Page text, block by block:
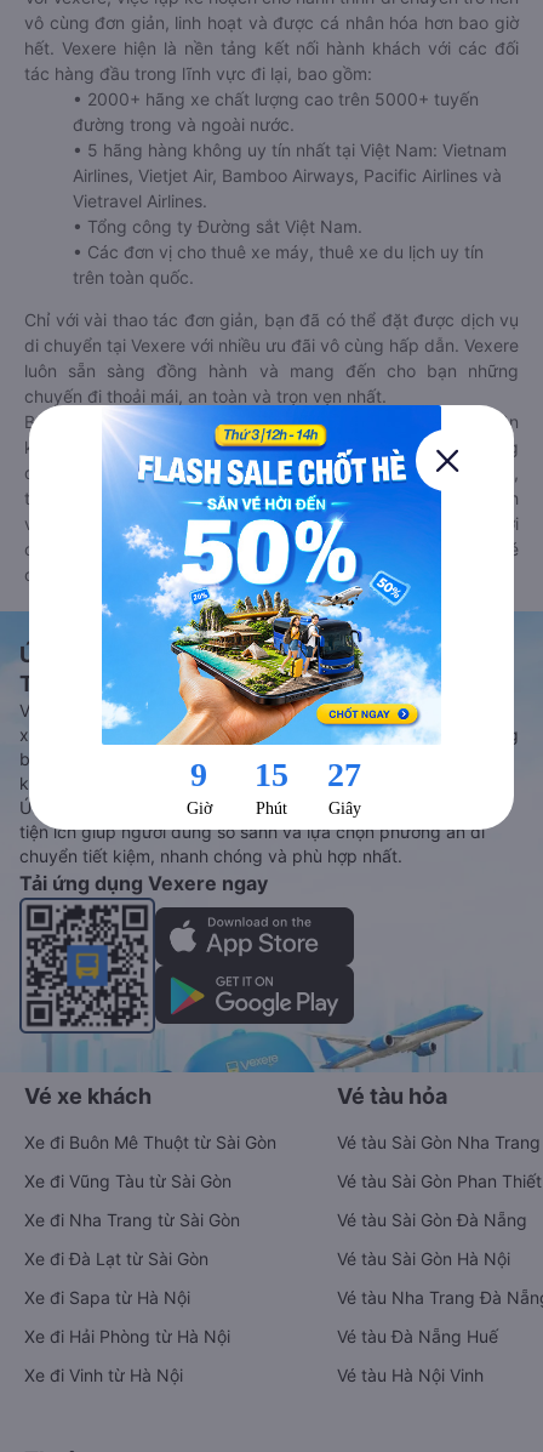
vô cùng đơn giản, linh hoạt và được cá nhân hóa hơn bao giờ
hết. Vexere hiện là nền tảng kết nối hành khách với các đối
tác hàng đầu trong lĩnh vực đi lại, bao gồm:
• 2000+ hãng xe chất lượng cao trên 5000+ tuyến
đường trong và ngoài nước.
• 5 hãng hàng không uy tín nhất tại Việt Nam: Vietnam
Airlines, Vietjet Air, Bamboo Airways, Pacific Airlines và
Vietravel Airlines.
• Tổng công ty Đường sắt Việt Nam.
• Các đơn vị cho thuê xe máy, thuê xe du lịch uy tín
trên toàn quốc.
Chỉ với vài thao tác đơn giản, bạn đã có thể đặt được dịch vụ
di chuyển tại Vexere với nhiều ưu đãi vô cùng hấp dẫn. Vexere
luôn sẵn sàng đồng hành và mang đến cho bạn những
chuyến đi thoải mái, an toàn và trọn vẹn nhất.
Bên cạnh đó, bạn có thể tham khảo thêm các phương tiện
khác tại
Goyolo.com
cho chuyến đi sắp tới. Goyolo là nền tảng
đặt vé cho phép người dùng so sánh giá cả, giờ khởi hành,
thời gian di chuyển của nhiều phương tiện máy bay, xe khách
và tàu hoả. Hệ thống của Goyolo được liên kết trực tiếp với
các hãng máy bay, xe khách và tàu hoả, luôn đảm bảo có vé
cho bạn di chuyển.
Ứng dụng đặt vé Xe khách, Máy bay,
Tàu hoả và Thuê xe
Vexere - ứng dụng đặt vé đa phương tiện với hơn 3000+ nhà
xe chất lượng cao, 5000+ tuyến đường toàn quốc, tất cả hãng
bay và hãng tàu cùng dịch vụ thuê xe máy, xe du lịch phủ
khắp các tỉnh thành tại Việt Nam.
Ứng dụng hiển thị thông tin đầy đủ, minh bạch cùng vô vàn
tiện ích giúp người dùng so sánh và lựa chọn phương án di
chuyển tiết kiệm, nhanh chóng và phù hợp nhất.
Tải ứng dụng Vexere ngay
Vé xe khách
Xe đi Buôn Mê Thuột từ Sài Gòn
Xe đi Vũng Tàu từ Sài Gòn
Xe đi Nha Trang từ Sài Gòn
Xe đi Đà Lạt từ Sài Gòn
Xe đi Sapa từ Hà Nội
Xe đi Hải Phòng từ Hà Nội
Xe đi Vinh từ Hà Nội
Vé tàu hỏa
Vé tàu Sài Gòn Nha Trang
Vé tàu Sài Gòn Phan Thiết
Vé tàu Sài Gòn Đà Nẵng
Vé tàu Sài Gòn Hà Nội
Vé tàu Nha Trang Đà
Vé tàu Đà Nẵng Huế
Vé tàu Hà Nội Vinh